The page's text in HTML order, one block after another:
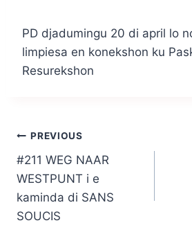
PD djadumingu 20 di april lo
limpiesa en konekshon ku
Resurekshon
Post
navigation
PREVIOUS
#211 WEG NAAR
WESTPUNT i e
kaminda di SANS
SOUCIS